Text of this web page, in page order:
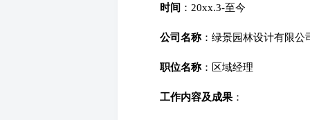
时间 ：20xx.3-至今
公司名称：绿景园林设计有限公
职位名称：区域经理
工作内容及成果 ：